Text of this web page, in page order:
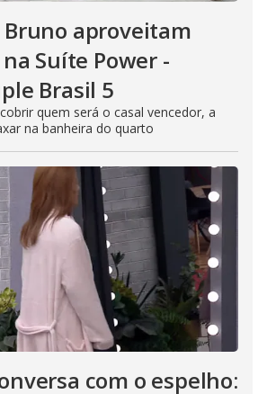
Bruno aproveitam
Suíte Power -
Brasil 5
quem será o casal vencedor, a
na banheira do quarto
com o espelho: